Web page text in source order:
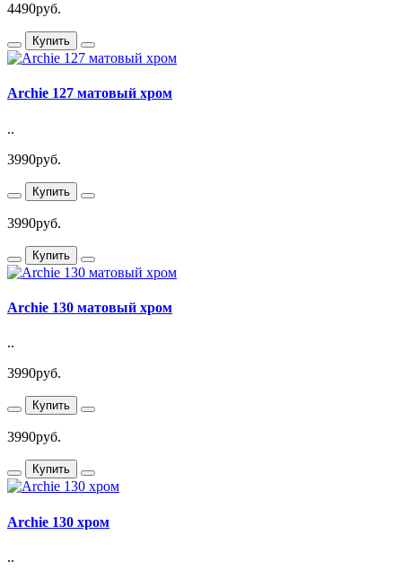
4490руб.
Купить
Archie 127 матовый хром
..
3990руб.
Купить
3990руб.
Купить
Archie 130 матовый хром
..
3990руб.
Купить
3990руб.
Купить
Archie 130 хром
..